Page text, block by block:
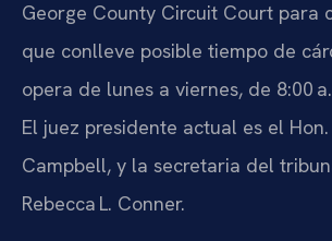
George County Circuit Court para
que conlleve posible tiempo de
opera de lunes a viernes, de 8:00
El juez presidente actual es el Hon.
Campbell, y la secretaria del
Rebecca L. Conner.